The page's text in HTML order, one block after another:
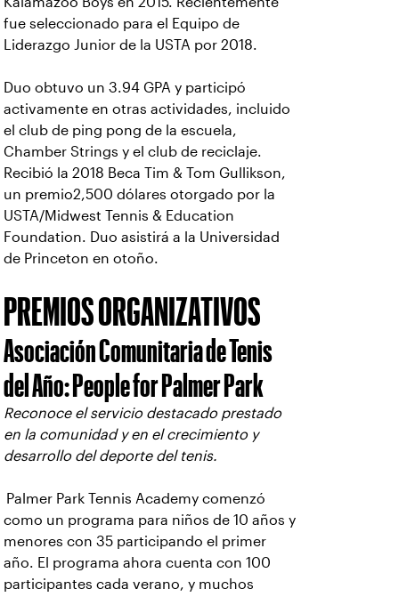
fue seleccionado para el Equipo de
Liderazgo Junior de la USTA por 2018.
Duo obtuvo un 3.94 GPA y participó
activamente en otras actividades, incluido
el club de ping pong de la escuela,
Chamber Strings y el club de reciclaje.
Recibió la 2018 Beca Tim & Tom Gullikson,
un premio2,500 dólares otorgado por la
USTA/Midwest Tennis & Education
Foundation. Duo asistirá a la Universidad
de Princeton en otoño.
PREMIOS ORGANIZATIVOS
Asociación Comunitaria de Tenis
del Año: People for Palmer Park
Reconoce el servicio destacado prestado
en la comunidad y en el crecimiento y
desarrollo del deporte del tenis.
Palmer Park Tennis Academy comenzó
como un programa para niños de 10 años y
menores con 35 participando el primer
año. El programa ahora cuenta con 100
participantes cada verano, y muchos